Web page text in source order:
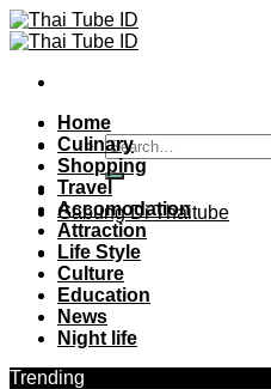
Skip
to
Gabung Di Thaitube
Home
Culinary
Shopping
Travel
Accomodation
Attraction
Life Style
Culture
Education
News
Night life
Trending